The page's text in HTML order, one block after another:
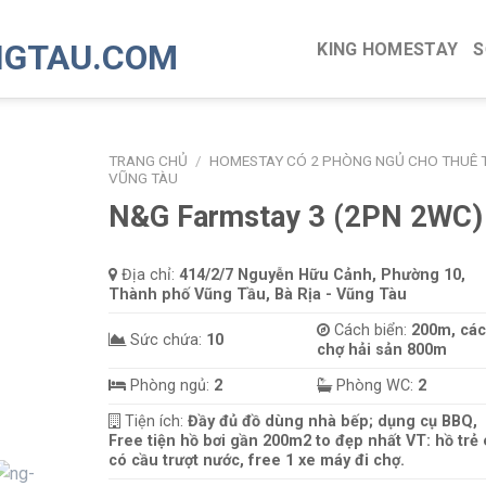
KING HOMESTAY
TRANG CHỦ / HOMESTAY CÓ 2 PHÒNG NGỦ CHO THUÊ
VŨNG TÀU
N&G Farmstay 3 (2PN 2WC)
Địa chỉ: 414/2/7 Nguyễn Hữu Cảnh, Phường 10,
Thành phố Vũng Tầu, Bà Rịa - Vũng Tàu
Sức chứa: 10
Cách biển: 200m,
chợ hải sản 800m
Phòng ngủ: 2 Phòng WC: 2
Tiện ích: Đầy đủ đồ dùng nhà bếp; dụng cụ BBQ,
Free tiện hồ bơi gần 200m2 to đẹp nhất VT: hồ trẻ
có cầu trượt nước, free 1 xe máy đi chợ.